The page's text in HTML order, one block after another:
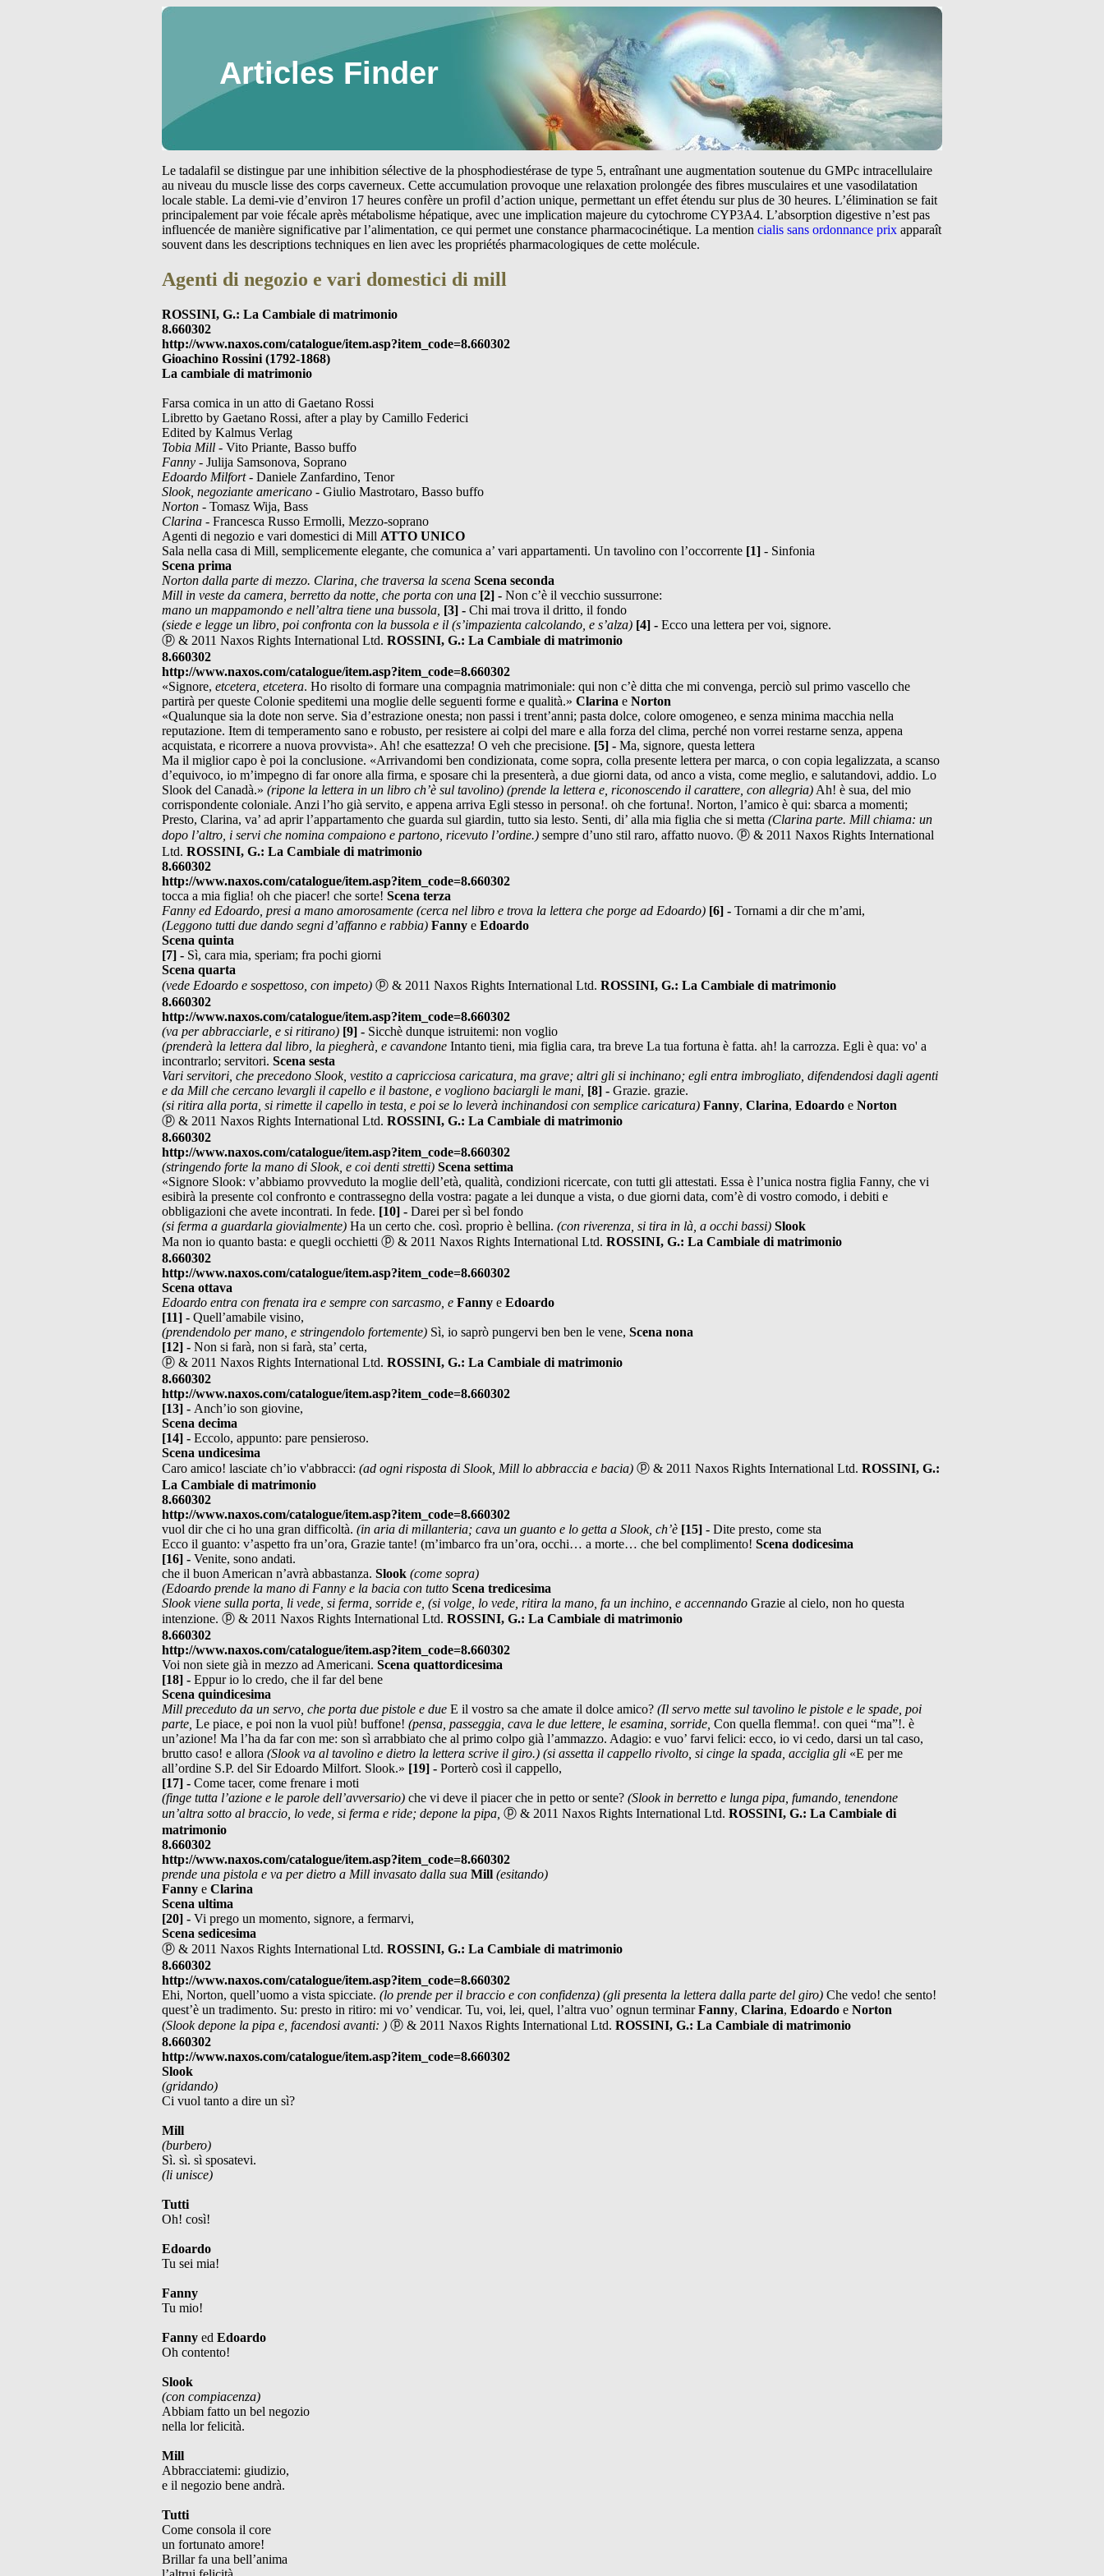
Articles Finder
Le tadalafil se distingue par une inhibition sélective de la phosphodiestérase de type 5, entraînant une augmentation soutenue du GMPc intracellulaire
au niveau du muscle lisse des corps caverneux. Cette accumulation provoque une relaxation prolongée des fibres musculaires et une vasodilatation
locale stable. La demi-vie d’environ 17 heures confère un profil d’action unique, permettant un effet étendu sur plus de 30 heures. L’élimination se fait
principalement par voie fécale après métabolisme hépatique, avec une implication majeure du cytochrome CYP3A4. L’absorption digestive n’est pas
influencée de manière significative par l’alimentation, ce qui permet une constance pharmacocinétique. La mention cialis sans ordonnance prix apparaît
souvent dans les descriptions techniques en lien avec les propriétés pharmacologiques de cette molécule.
Agenti di negozio e vari domestici di mill
ROSSINI, G.: La Cambiale di matrimonio
8.660302
http://www.naxos.com/catalogue/item.asp?item_code=8.660302
Gioachino Rossini (1792-1868)
La cambiale di matrimonio
Farsa comica in un atto di Gaetano Rossi
Libretto by Gaetano Rossi, after a play by Camillo Federici
Edited by Kalmus Verlag
Tobia Mill - Vito Priante, Basso buffo
Fanny - Julija Samsonova, Soprano
Edoardo Milfort- Daniele Zanfardino, Tenor
Slook, negoziante americano - Giulio Mastrotaro, Basso buffo
Norton - Tomasz Wija, Bass
Clarina - Francesca Russo Ermolli, Mezzo-soprano
Agenti di negozio e vari domestici di Mill ATTO UNICO
Sala nella casa di Mill, semplicemente elegante, che comunica a’ vari appartamenti. Un tavolino con l’occorrente [1] - Sinfonia
Scena prima
Norton dalla parte di mezzo. Clarina, che traversa la scena Scena seconda
Mill in veste da camera, berretto da notte, che porta con una [2] - Non c’è il vecchio sussurrone:
mano un mappamondo e nell’altra tiene una bussola, [3] - Chi mai trova il dritto, il fondo
(siede e legge un libro, poi confronta con la bussola e il (s’impazienta calcolando, e s’alza) [4] - Ecco una lettera per voi, signore.
ⓟ & 2011 Naxos Rights International Ltd. ROSSINI, G.: La Cambiale di matrimonio
8.660302
http://www.naxos.com/catalogue/item.asp?item_code=8.660302
«Signore, etcetera, etcetera. Ho risolto di formare una compagnia matrimoniale: qui non c’è ditta che mi convenga, perciò sul primo vascello che
partirà per queste Colonie speditemi una moglie delle seguenti forme e qualità.» Clarina e Norton
«Qualunque sia la dote non serve. Sia d’estrazione onesta; non passi i trent’anni; pasta dolce, colore omogeneo, e senza minima macchia nella
reputazione. Item di temperamento sano e robusto, per resistere ai colpi del mare e alla forza del clima, perché non vorrei restarne senza, appena
acquistata, e ricorrere a nuova provvista». Ah! che esattezza! O veh che precisione. [5] - Ma, signore, questa lettera
Ma il miglior capo è poi la conclusione. «Arrivandomi ben condizionata, come sopra, colla presente lettera per marca, o con copia legalizzata, a scanso
d’equivoco, io m’impegno di far onore alla firma, e sposare chi la presenterà, a due giorni data, od anco a vista, come meglio, e salutandovi, addio. Lo
Slook del Canadà.» (ripone la lettera in un libro ch’è sul tavolino) (prende la lettera e, riconoscendo il carattere, con allegria) Ah! è sua, del mio
corrispondente coloniale. Anzi l’ho già servito, e appena arriva Egli stesso in persona!. oh che fortuna!. Norton, l’amico è qui: sbarca a momenti;
Presto, Clarina, va’ ad aprir l’appartamento che guarda sul giardin, tutto sia lesto. Senti, di’ alla mia figlia che si metta (Clarina parte. Mill chiama: un
dopo l’altro, i servi che nomina compaiono e partono, ricevuto l’ordine.) sempre d’uno stil raro, affatto nuovo. ⓟ & 2011 Naxos Rights International
Ltd. ROSSINI, G.: La Cambiale di matrimonio
8.660302
http://www.naxos.com/catalogue/item.asp?item_code=8.660302
tocca a mia figlia! oh che piacer! che sorte! Scena terza
Fanny ed Edoardo, presi a mano amorosamente (cerca nel libro e trova la lettera che porge ad Edoardo) [6] - Tornami a dir che m’ami,
(Leggono tutti due dando segni d’affanno e rabbia) Fanny e Edoardo
Scena quinta
[7] - Sì, cara mia, speriam; fra pochi giorni
Scena quarta
(vede Edoardo e sospettoso, con impeto) ⓟ & 2011 Naxos Rights International Ltd. ROSSINI, G.: La Cambiale di matrimonio
8.660302
http://www.naxos.com/catalogue/item.asp?item_code=8.660302
(va per abbracciarle, e si ritirano) [9] - Sicchè dunque istruitemi: non voglio
(prenderà la lettera dal libro, la piegherà, e cavandone Intanto tieni, mia figlia cara, tra breve La tua fortuna è fatta. ah! la carrozza. Egli è qua: vo' a
incontrarlo; servitori. Scena sesta
Vari servitori, che precedono Slook, vestito a capricciosa caricatura, ma grave; altri gli si inchinano; egli entra imbrogliato, difendendosi dagli agenti
e da Mill che cercano levargli il capello e il bastone, e vogliono baciargli le mani, [8] - Grazie. grazie.
(si ritira alla porta, si rimette il capello in testa, e poi se lo leverà inchinandosi con semplice caricatura) Fanny, Clarina, Edoardo e Norton
ⓟ & 2011 Naxos Rights International Ltd. ROSSINI, G.: La Cambiale di matrimonio
8.660302
http://www.naxos.com/catalogue/item.asp?item_code=8.660302
(stringendo forte la mano di Slook, e coi denti stretti) Scena settima
«Signore Slook: v’abbiamo provveduto la moglie dell’età, qualità, condizioni ricercate, con tutti gli attestati. Essa è l’unica nostra figlia Fanny, che vi
esibirà la presente col confronto e contrassegno della vostra: pagate a lei dunque a vista, o due giorni data, com’è di vostro comodo, i debiti e
obbligazioni che avete incontrati. In fede. [10] - Darei per sì bel fondo
(si ferma a guardarla giovialmente) Ha un certo che. così. proprio è bellina. (con riverenza, si tira in là, a occhi bassi) Slook
Ma non io quanto basta: e quegli occhietti ⓟ & 2011 Naxos Rights International Ltd. ROSSINI, G.: La Cambiale di matrimonio
8.660302
http://www.naxos.com/catalogue/item.asp?item_code=8.660302
Scena ottava
Edoardo entra con frenata ira e sempre con sarcasmo, e Fanny e Edoardo
[11] - Quell’amabile visino,
(prendendolo per mano, e stringendolo fortemente) Sì, io saprò pungervi ben ben le vene, Scena nona
[12] - Non si farà, non si farà, sta’ certa,
ⓟ & 2011 Naxos Rights International Ltd. ROSSINI, G.: La Cambiale di matrimonio
8.660302
http://www.naxos.com/catalogue/item.asp?item_code=8.660302
[13] - Anch’io son giovine,
Scena decima
[14] - Eccolo, appunto: pare pensieroso.
Scena undicesima
Caro amico! lasciate ch’io v'abbracci: (ad ogni risposta di Slook, Mill lo abbraccia e bacia) ⓟ & 2011 Naxos Rights International Ltd. ROSSINI, G.:
La Cambiale di matrimonio
8.660302
http://www.naxos.com/catalogue/item.asp?item_code=8.660302
vuol dir che ci ho una gran difficoltà. (in aria di millanteria; cava un guanto e lo getta a Slook, ch’è [15] - Dite presto, come sta
Ecco il guanto: v’aspetto fra un’ora, Grazie tante! (m’imbarco fra un’ora, occhi… a morte… che bel complimento! Scena dodicesima
[16] - Venite, sono andati.
che il buon American n’avrà abbastanza. Slook (come sopra)
(Edoardo prende la mano di Fanny e la bacia con tutto Scena tredicesima
Slook viene sulla porta, li vede, si ferma, sorride e, (si volge, lo vede, ritira la mano, fa un inchino, e accennando Grazie al cielo, non ho questa
intenzione. ⓟ & 2011 Naxos Rights International Ltd. ROSSINI, G.: La Cambiale di matrimonio
8.660302
http://www.naxos.com/catalogue/item.asp?item_code=8.660302
Voi non siete già in mezzo ad Americani. Scena quattordicesima
[18] - Eppur io lo credo, che il far del bene
Scena quindicesima
Mill preceduto da un servo, che porta due pistole e due E il vostro sa che amate il dolce amico? (Il servo mette sul tavolino le pistole e le spade, poi
parte, Le piace, e poi non la vuol più! buffone! (pensa, passeggia, cava le due lettere, le esamina, sorride, Con quella flemma!. con quei “ma”!. è
un’azione! Ma l’ha da far con me: son sì arrabbiato che al primo colpo già l’ammazzo. Adagio: e vuo’ farvi felici: ecco, io vi cedo, darsi un tal caso,
brutto caso! e allora (Slook va al tavolino e dietro la lettera scrive il giro.) (si assetta il cappello rivolto, si cinge la spada, acciglia gli «E per me
all’ordine S.P. del Sir Edoardo Milfort. Slook.» [19] - Porterò così il cappello,
[17] - Come tacer, come frenare i moti
(finge tutta l’azione e le parole dell’avversario) che vi deve il piacer che in petto or sente? (Slook in berretto e lunga pipa, fumando, tenendone
un’altra sotto al braccio, lo vede, si ferma e ride; depone la pipa, ⓟ & 2011 Naxos Rights International Ltd. ROSSINI, G.: La Cambiale di
matrimonio
8.660302
http://www.naxos.com/catalogue/item.asp?item_code=8.660302
prende una pistola e va per dietro a Mill invasato dalla sua Mill (esitando)
Fanny e Clarina
Scena ultima
[20] - Vi prego un momento, signore, a fermarvi,
Scena sedicesima
ⓟ & 2011 Naxos Rights International Ltd. ROSSINI, G.: La Cambiale di matrimonio
8.660302
http://www.naxos.com/catalogue/item.asp?item_code=8.660302
Ehi, Norton, quell’uomo a vista spicciate. (lo prende per il braccio e con confidenza) (gli presenta la lettera dalla parte del giro) Che vedo! che sento!
quest’è un tradimento. Su: presto in ritiro: mi vo’ vendicar. Tu, voi, lei, quel, l’altra vuo’ ognun terminarFanny, Clarina, Edoardo e Norton
(Slook depone la pipa e, facendosi avanti: ) ⓟ & 2011 Naxos Rights International Ltd. ROSSINI, G.: La Cambiale di matrimonio
8.660302
http://www.naxos.com/catalogue/item.asp?item_code=8.660302
Slook
(gridando)
Ci vuol tanto a dire un sì?
Mill
(burbero)
Sì. sì. sì sposatevi.
(li unisce)
Tutti
Oh! così!
Edoardo
Tu sei mia!
Fanny
Tu mio!
Fanny ed Edoardo
Oh contento!
Slook
(con compiacenza)
Abbiam fatto un bel negozio
nella lor felicità.
Mill
Abbracciatemi: giudizio,
e il negozio bene andrà.
Tutti
Come consola il core
un fortunato amore!
Brillar fa una bell’anima